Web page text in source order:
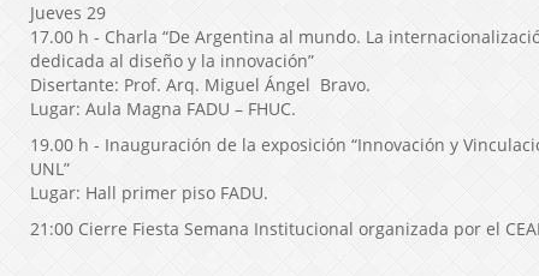
Jueves 29
17.00 h - Charla “De Argentina al mundo. La
dedicada al diseño y la innovación”
Disertante: Prof. Arq. Miguel Ángel Bravo.
Lugar: Aula Magna FADU – FHUC.
19.00 h - Inauguración de la exposición “Innovación y
UNL”
Lugar: Hall primer piso FADU.
21:00 Cierre Fiesta Semana Institucional organizada por el